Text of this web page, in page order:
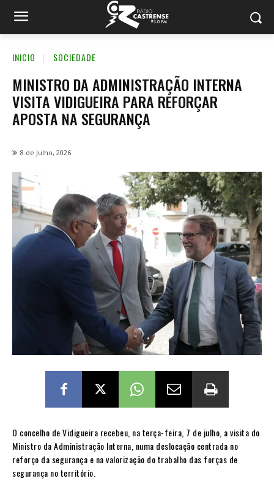
INICIO SOCIEDADE
MINISTRO DA ADMINISTRAÇÃO INTERNA
VISITA VIDIGUEIRA PARA REFORÇAR
APOSTA NA SEGURANÇA
8 de Julho, 2026
O concelho de Vidigueira recebeu, na terça-feira, 7 de julho, a visita do
Ministro da Administração Interna, numa deslocação centrada no
reforço da segurança e na valorização do trabalho das forças de
segurança no território.